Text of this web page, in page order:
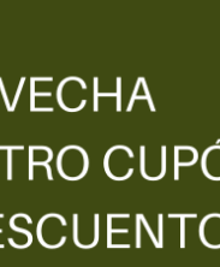
logos, marcas,
en el anterior listado
permite la reproducción
actividad que menos
usuarios solo pueden
acepta